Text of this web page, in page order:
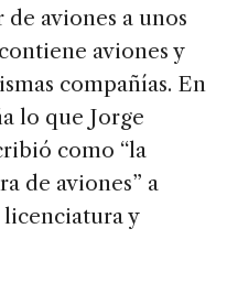
de aviones a unos
aviones y
compañías. En
lo que Jorge
como “la
de aviones” a
y